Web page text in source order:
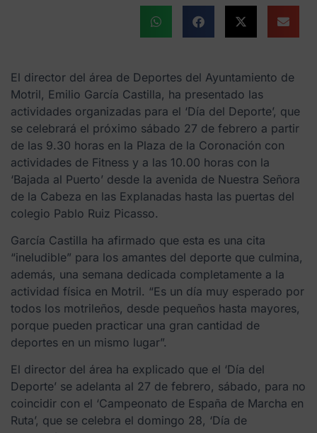
El director del área de Deportes del Ayuntamiento de
Motril, Emilio García Castilla, ha presentado las
actividades organizadas para el ‘Día del Deporte’, que
se celebrará el próximo sábado 27 de febrero a partir
de las 9.30 horas en la Plaza de la Coronación con
actividades de Fitness y a las 10.00 horas con la
‘Bajada al Puerto’ desde la avenida de Nuestra Señora
de la Cabeza en las Explanadas hasta las puertas del
colegio Pablo Ruiz Picasso.
García Castilla ha afirmado que esta es una cita
“ineludible” para los amantes del deporte que culmina,
además, una semana dedicada completamente a la
actividad física en Motril. “Es un día muy esperado por
todos los motrileños, desde pequeños hasta mayores,
porque pueden practicar una gran cantidad de
deportes en un mismo lugar”.
El director del área ha explicado que el ‘Día del
Deporte’ se adelanta al 27 de febrero, sábado, para no
coincidir con el ‘Campeonato de España de Marcha en
Ruta’, que se celebra el domingo 28, ‘Día de